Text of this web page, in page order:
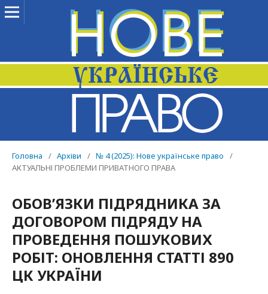
Головна / Архіви / № 4 (2025): Нове українське право
/
АКТУАЛЬНІ ПРОБЛЕМИ ПРИВАТНОГО ПРАВА
ОБОВ’ЯЗКИ ПІДРЯДНИКА ЗА
ДОГОВОРОМ ПІДРЯДУ НА
ПРОВЕДЕННЯ ПОШУКОВИХ
РОБІТ: ОНОВЛЕННЯ СТАТТІ 890
ЦК УКРАЇНИ